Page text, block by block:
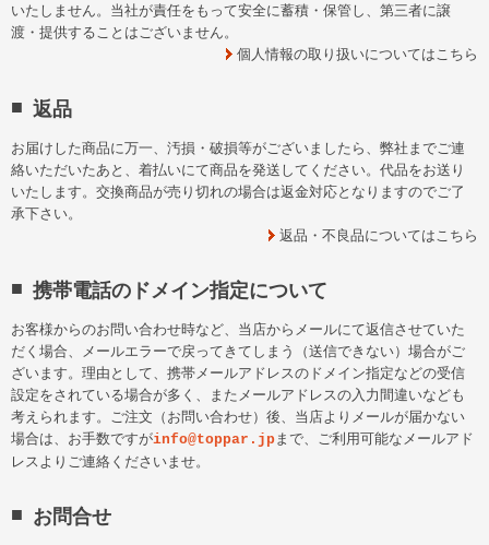
いたしません。当社が責任をもって安全に蓄積・保管し、第三者に譲
渡・提供することはございません。
個人情報の取り扱いについてはこちら
返品
お届けした商品に万一、汚損・破損等がございましたら、弊社までご連
絡いただいたあと、着払いにて商品を発送してください。代品をお送り
いたします。交換商品が売り切れの場合は返金対応となりますのでご了
承下さい。
返品・不良品についてはこちら
携帯電話のドメイン指定について
お客様からのお問い合わせ時など、当店からメールにて返信させていた
だく場合、メールエラーで戻ってきてしまう（送信できない）場合がご
ざいます。理由として、携帯メールアドレスのドメイン指定などの受信
設定をされている場合が多く、またメールアドレスの入力間違いなども
考えられます。ご注文（お問い合わせ）後、当店よりメールが届かない
場合は、お手数ですがinfo@toppar.jp まで、ご利用可能なメールアド
レスよりご連絡くださいませ。
お問合せ